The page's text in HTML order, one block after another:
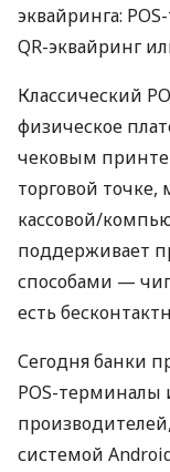
эквайринга:
QR-эквайринг
Классический
физическое
чековым
торговой точке,
кассовой/
поддерживает
способами —
есть
Сегодня банки
POS-
системой